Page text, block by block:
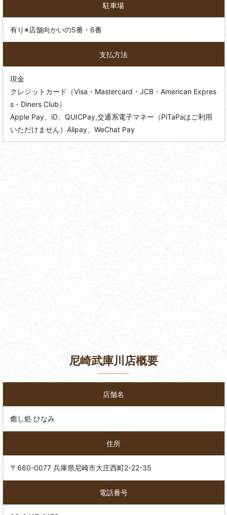
駐車場
有り※店舗向かいの5番・6番
支払方法
現金
クレジットカード（Visa・Mastercard・JCB・American Expres
s・Diners Club）
Apple Pay、iD、QUICPay,交通系電子マネー（PiTaPaはご利用
いただけません）Alipay、WeChat Pay
尼崎武庫川店概要
店舗名
癒し処 ひなみ
住所
〒660-0077 兵庫県尼崎市大庄西町2-22-35
電話番号